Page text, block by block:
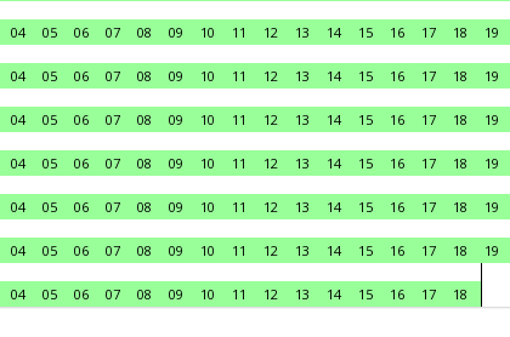
04 05 06 07 08 09 10 11 12 13 14 15 16 17 18 19
04 05 06 07 08 09 10 11 12 13 14 15 16 17 18 19
04 05 06 07 08 09 10 11 12 13 14 15 16 17 18 19
04 05 06 07 08 09 10 11 12 13 14 15 16 17 18 19
04 05 06 07 08 09 10 11 12 13 14 15 16 17 18 19
04 05 06 07 08 09 10 11 12 13 14 15 16 17 18 19
04 05 06 07 08 09 10 11 12 13 14 15 16 17 18